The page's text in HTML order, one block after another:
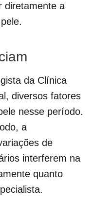
diretamente a
da Clínica
diversos fatores
nesse período.
a
de
interferem na
quanto